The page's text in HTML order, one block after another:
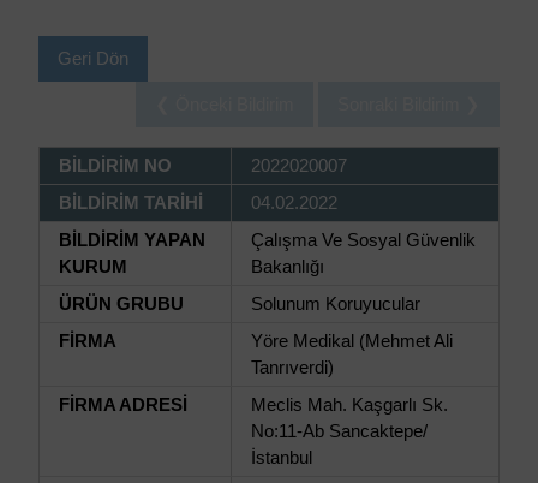
Geri Dön
BİLDİRİM NO
2022020007
BİLDİRİM TARİHİ
04.02.2022
BİLDİRİM YAPAN
KURUM
Çalışma Ve Sosyal Güvenlik
Bakanlığı
ÜRÜN GRUBU
Solunum Koruyucular
FİRMA
Yöre Medikal (Mehmet Ali
Tanrıverdi)
FİRMA ADRESİ
Meclis Mah. Kaşgarlı Sk.
No:11-Ab Sancaktepe/
İstanbul